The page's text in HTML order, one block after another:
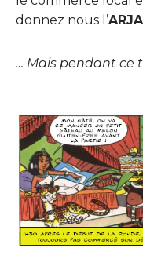
donnez nous l’
… Mais pendant ce